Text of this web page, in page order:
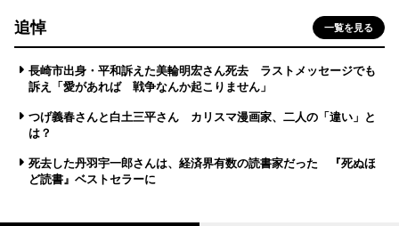
追悼 一覧を見る
長崎市出身・平和訴えた美輪明宏さん死去 ラストメッセージでも
訴え「愛があれば 戦争なんか起こりません」
つげ義春さんと白土三平さん カリスマ漫画家、二人の「違い」と
は？
死去した丹羽宇一郎さんは、経済界有数の読書家だった 『死ぬほ
ど読書』ベストセラーに